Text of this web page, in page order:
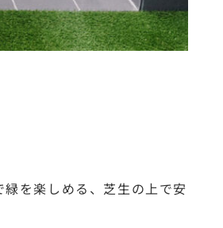
を楽しめる、芝生の上で安